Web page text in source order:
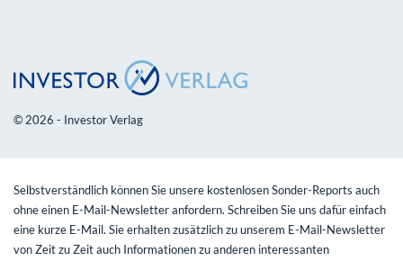
© 2026 - Investor Verlag
Selbstverständlich können Sie unsere kostenlosen Sonder-Reports auch
ohne einen E-Mail-Newsletter anfordern. Schreiben Sie uns dafür einfach
eine kurze E-Mail. Sie erhalten zusätzlich zu unserem E-Mail-Newsletter
von Zeit zu Zeit auch Informationen zu anderen interessanten